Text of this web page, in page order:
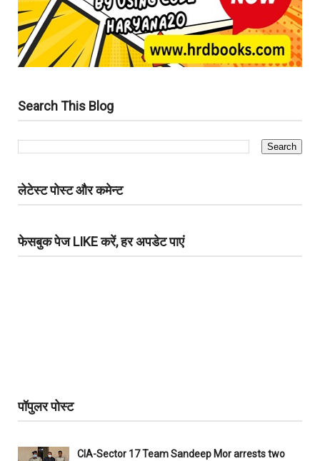
Search This Blog
लेटेस्ट पोस्ट और कमेन्ट
फेसबुक पेज LIKE करें, हर अपडेट पाएं
पॉपुलर पोस्ट
CIA-Sector 17 Team Sandeep Mor arrests two